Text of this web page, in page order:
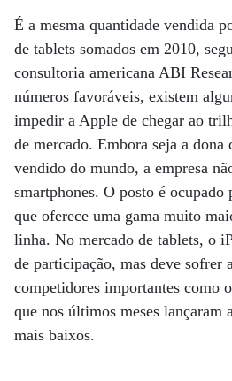
É a mesma quantidade vendida
de tablets somados em 2010,
consultoria americana ABI
números favoráveis, existem
impedir a Apple de chegar ao
de mercado. Embora seja a dona
vendido do mundo, a empresa
smartphones. O posto é ocupado
que oferece uma gama muito
linha. No mercado de tablets, o
de participação, mas deve sofrer
competidores importantes como
que nos últimos meses lançaram
mais baixos.